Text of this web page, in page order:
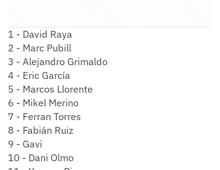
1 - David Raya
2 - Marc Pubill
3 - Alejandro Grimaldo
4 - Eric García
5 - Marcos Llorente
6 - Mikel Merino
7 - Ferran Torres
8 - Fabián Ruiz
9 - Gavi
10 - Dani Olmo